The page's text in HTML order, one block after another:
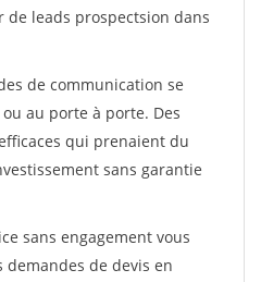
leads prospectsion dans
de communication se
au porte à porte. Des
qui prenaient du
sans garantie
sans engagement vous
de devis en